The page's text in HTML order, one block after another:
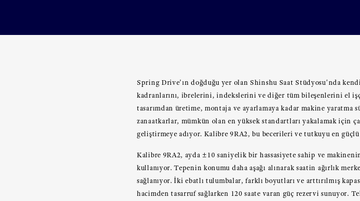
Spring Drive'ın doğduğu yer olan Shinshu Saat Stüdyosu'nda
kadranlarını, ibrelerini, indekslerini ve diğer tüm bileşenlerini
tasarımdan üretime, montaja ve ayarlamaya kadar makine yaratma
zanaatkarlar, mümkün olan en yüksek standartları yakalamak için
geliştirmeye adıyor. Kalibre 9RA2, bu becerileri ve tutkuyu en
Kalibre 9RA2, ayda ±10 saniyelik bir hassasiyete sahip ve
kullanıyor. Tepenin konumu daha aşağı alınarak saatin ağırlık
sağlanıyor. İki ebatlı tulumbalar, farklı boyutları ve arttırılmış
hacimden tasarruf sağlarken 120 saate varan güç rezervi sunuyor.